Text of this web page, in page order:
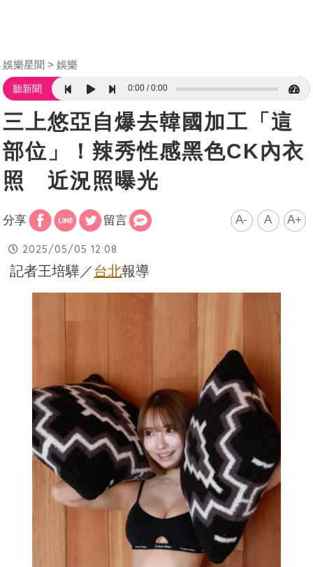
娛樂星聞 娛樂
聽新聞 0:00 0:00
三上悠亞自爆去韓國加工「這
部位」！辣秀性感黑色CK內衣
照 近況照曝光
分享 留言 A- A A+
2025/05/05 12:08
記者王培驊／台北報導